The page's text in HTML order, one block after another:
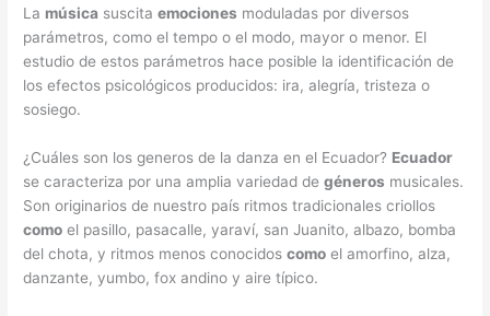
La música suscitaemociones moduladas por diversos
parámetros, como el tempo o el modo, mayor o menor. El
estudio de estos parámetros hace posible la identificación de
los efectos psicológicos producidos: ira, alegría, tristeza o
sosiego.
¿Cuáles son los generos de la danza en el Ecuador? Ecuador
se caracteriza por una amplia variedad degéneros musicales.
Son originarios de nuestro país ritmos tradicionales criollos
como el pasillo, pasacalle, yaraví, san Juanito, albazo, bomba
del chota, y ritmos menos conocidoscomo el amorfino, alza,
danzante, yumbo, fox andino y aire típico.